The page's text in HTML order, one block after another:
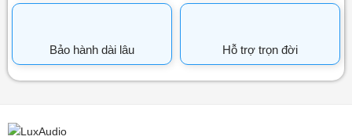
Bảo hành dài lâu Hỗ trợ trọn đời